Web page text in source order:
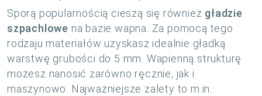
Sporą popularnością cieszą się również gładzie
szpachlowe na bazie wapna. Za pomocą tego
rodzaju materiałów uzyskasz idealnie gładką
warstwę grubości do 5 mm. Wapienną strukturę
możesz nanosić zarówno ręcznie, jak i
maszynowo. Najważniejsze zalety to m.in.: